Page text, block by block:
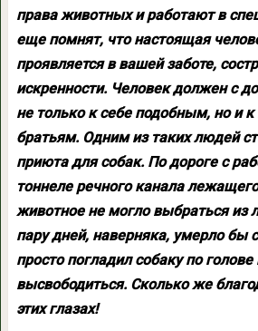
права животных и работают в
еще помнят, что настоящая
проявляется в вашей заботе,
искренности. Человек должен с
не только к себе подобным, но и
братьям. Одним из таких людей
приюта для собак. По дороге с
тоннеле речного канала
животное не могло выбраться из
пару дней, наверняка, умерло бы
просто погладил собаку по
высвободиться. Сколько же
этих глазах!